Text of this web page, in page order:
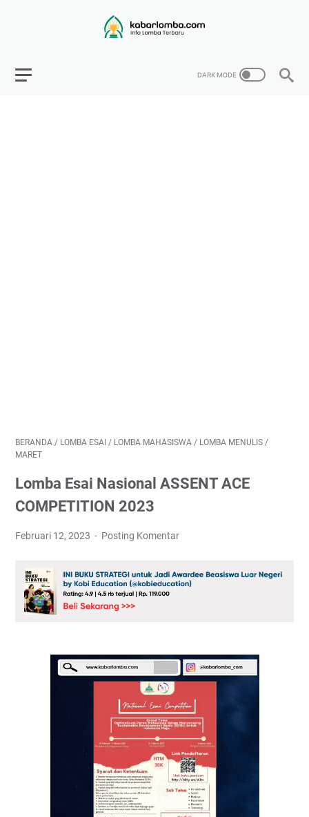
BERANDA / LOMBA ESAI / LOMBA MAHASISWA / LOMBA MENULIS /
MARET
Lomba Esai Nasional ASSENT ACE
COMPETITION 2023
Februari 12, 2023 Posting Komentar